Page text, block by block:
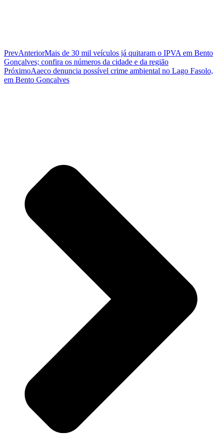
PrevAnteriorMais de 30 mil veículos já quitaram o IPVA em Bento
Gonçalves; confira os números da cidade e da região
PróximoAaeco denuncia possível crime ambiental no Lago Fasolo,
em Bento Gonçalves